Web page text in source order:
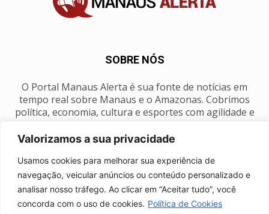
Valorizamos a sua privacidade
Usamos cookies para melhorar sua experiência de
navegação, veicular anúncios ou conteúdo personalizado e
analisar nosso tráfego. Ao clicar em “Aceitar tudo”, você
concorda com o uso de cookies. Política de Cookies
SOBRE NÓS
O Portal Manaus Alerta é sua fonte de notícias em
tempo real sobre Manaus e o Amazonas. Cobrimos
política, economia, cultura e esportes com agilidade e
SIGA-NOS